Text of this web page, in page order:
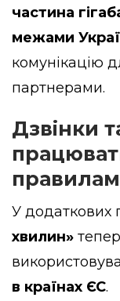
частина
межами
комунікацію
партнерами.
Дзвінки
У додаткових
хвилин»
в країнах ЄС.